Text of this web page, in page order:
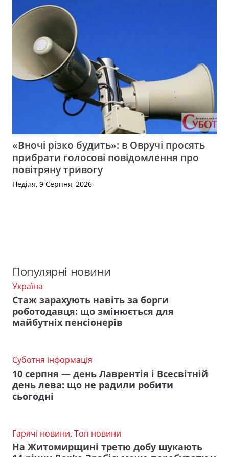
«Вночі різко будить»: в Овручі просять
прибрати голосові повідомлення про
повітряну тривогу
Неділя, 9 Серпня, 2026
Популярні новини
Україна
Стаж зарахують навіть за борги
роботодавця: що змінюється для
майбутніх пенсіонерів
Суботня інформація
10 серпня — день Лаврентія і Всесвітній
день лева: що не радили робити
сьогодні
Гарячі новини, Топ новини
На Житомирщині третю добу шукають